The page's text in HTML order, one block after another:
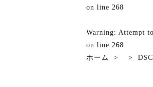
on line 268
Warning: Attempt
on line 268
ホーム
> >